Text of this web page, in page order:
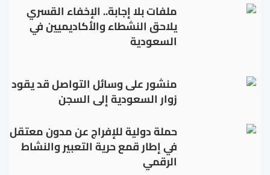
ملفات بلا إجابة.. الإخفاء القسري
يلاحق النشطاء والأكاديميين في
السعودية
منشور على وسائل التواصل قد يقود
زوار السعودية إلى السجن
حملة دولية للإفراج عن مدون معتقل
في إطار قمع حرية التعبير والنشاط
الرقمي